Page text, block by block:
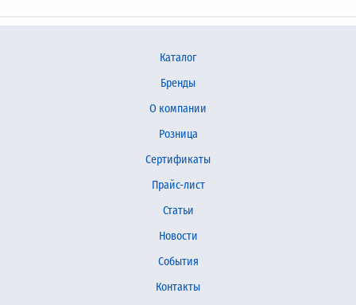
Каталог
Бренды
О компании
Розница
Сертификаты
Прайс-лист
Статьи
Новости
События
Контакты